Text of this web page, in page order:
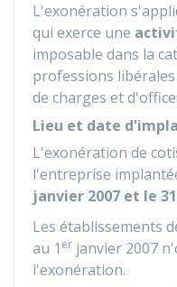
L'exonération
qui exerce une
imposable dans la
professions
de charges et
Lieu et date
L'exonération de
l'entreprise
janvier 2007 et le
Les établissements
au 1 er janvier 2007
l'exonération.